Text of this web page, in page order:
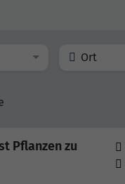
Ort
Pflanzen zu